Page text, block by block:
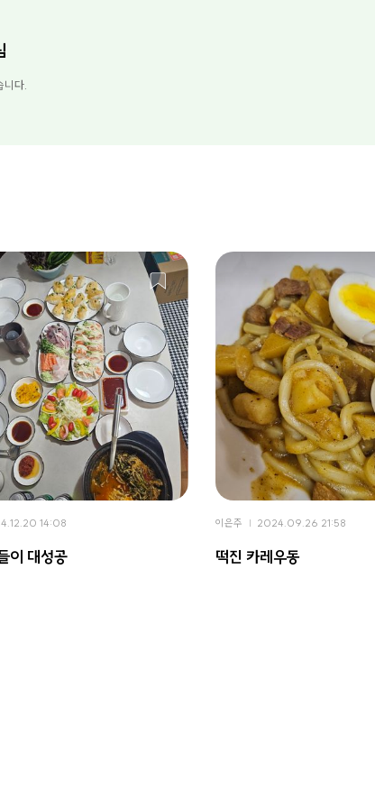
니다.
14:08
이 대성공
이은주 2024.09.26 21:58
떡진 카레우동